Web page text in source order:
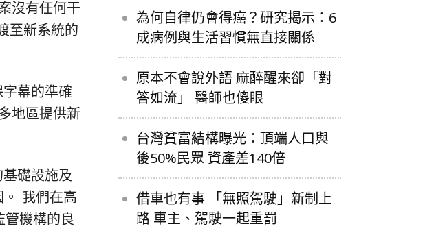
沒有任何干
至新系統的
幕的準確
地區提供新
礎設施及
我們在高
管機構的良
為何自律仍會得癌？研究揭示：6
成病例與生活習慣無直接關係
原本不會說外語 麻醉醒來卻「對
答如流」 醫師也傻眼
台灣貧富結構曝光：頂端人口與
後50%民眾 資產差140倍
借車也有事 「無照駕駛」新制上
路 車主、駕駛一起重罰